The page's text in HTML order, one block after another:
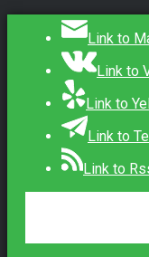
Link to
Link to
Link to
Link to
Link to